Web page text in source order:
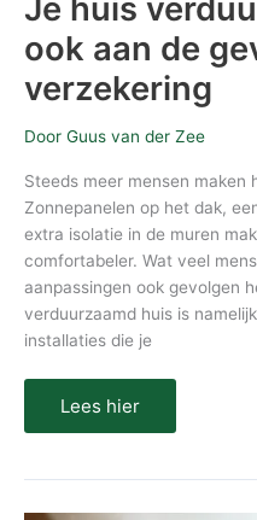
Je huis
ook aan de
verzekering
Door Guus van der Zee
Steeds meer mensen maken
Zonnepanelen op het dak,
extra isolatie in de muren
comfortabeler. Wat veel
aanpassingen ook gevolgen
verduurzaamd huis is
installaties die je
Lees hier